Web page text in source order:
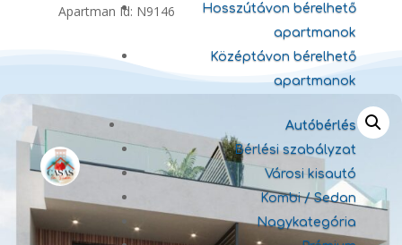
Hosszútávon bérelhető
apartmanok
Középtávon bérelhető
apartmanok
Autóbérlés
Bérlési szabályzat
Városi kisautó
Kombi / Sedan
Nagykategória
Apartman Id: N9146